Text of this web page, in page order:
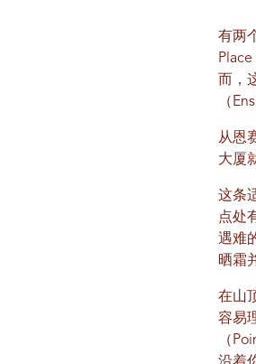
有两
而，
（
从恩
大厦
这条
点处
遇难
晒霜
在山
容易
（